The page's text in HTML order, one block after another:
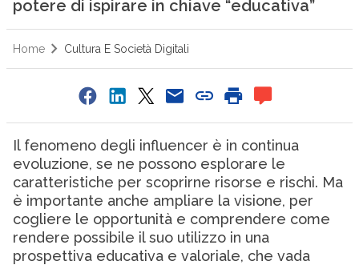
potere di ispirare in chiave “educativa”
Home Cultura E Società Digitali
Il fenomeno degli influencer è in continua
evoluzione, se ne possono esplorare le
caratteristiche per scoprirne risorse e rischi. Ma
è importante anche ampliare la visione, per
cogliere le opportunità e comprendere come
rendere possibile il suo utilizzo in una
prospettiva educativa e valoriale, che vada